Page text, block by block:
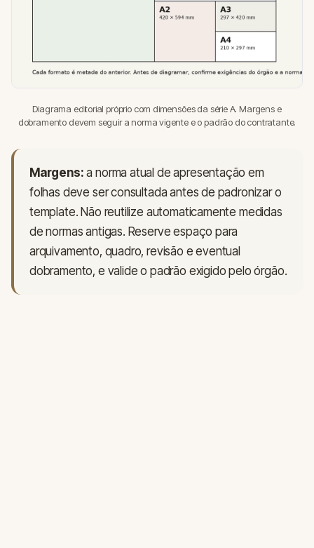
Diagrama editorial próprio com dimensões da série A. Margens e
dobramento devem seguir a norma vigente e o padrão do contratante.
Margens: a norma atual de apresentação em
folhas deve ser consultada antes de padronizar o
template. Não reutilize automaticamente medidas
de normas antigas. Reserve espaço para
arquivamento, quadro, revisão e eventual
dobramento, e valide o padrão exigido pelo órgão.